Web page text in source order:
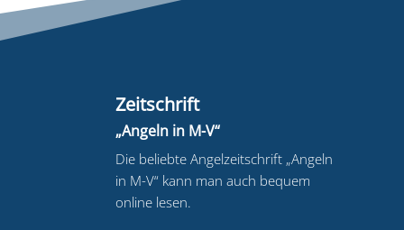
Zeitschrift
„Angeln in M-V“
Die beliebte Angelzeitschrift „Angeln
in M-V“ kann man auch bequem
online lesen.